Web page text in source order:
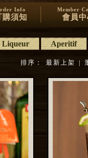
Info
購須知
Member
會員
Liqueur Aperitif
排序： 最新上架 |